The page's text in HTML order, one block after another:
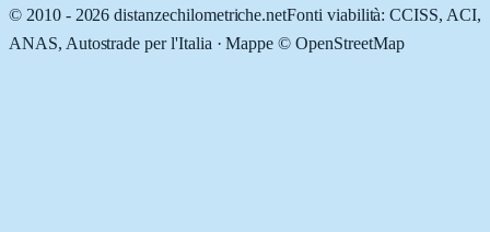
© 2010 - 2026 distanzechilometriche.netFonti viabilità: CCISS, ACI,
ANAS, Autostrade per l'Italia · Mappe © OpenStreetMap